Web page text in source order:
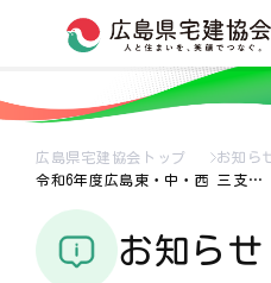
広島県宅建協会トップ
お知ら
令和6年度広島東・中・西 三支…
お知らせ